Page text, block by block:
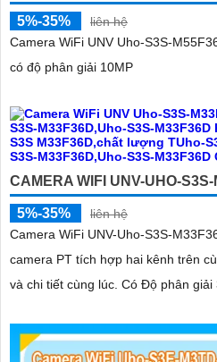
5%-35%
liên hệ
Camera WiFi UNV Uho-S3S-
có độ phân giải 10MP
CAMERA WIFI UNV-UHO-
5%-35%
liên hệ
Camera WiFi UNV-Uho-S3S-
camera PT tích hợp hai kênh trên
và chi tiết cùng lúc. Có Độ phân giải